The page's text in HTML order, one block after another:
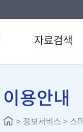
자료검색
DVD/CD검색
연속간행물목록
주제별검색
이용안내
> 정보서비스 > 스